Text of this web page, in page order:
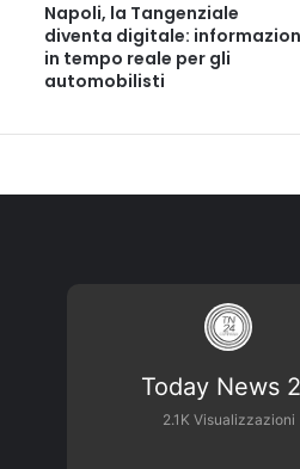
Napoli, la Tangenziale
diventa digitale:
in tempo reale per gli
automobilisti
Today News
Campania
2.1K Visualizzazioni